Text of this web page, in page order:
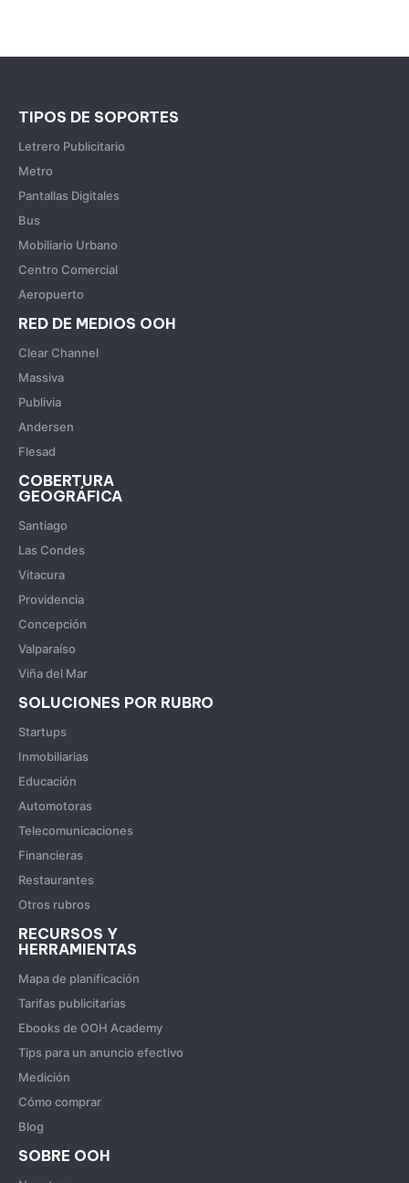
TIPOS DE SOPORTES
Letrero Publicitario
Metro
Pantallas Digitales
Bus
Mobiliario Urbano
Centro Comercial
Aeropuerto
RED DE MEDIOS OOH
Clear Channel
Massiva
Publivia
Andersen
Flesad
COBERTURA
GEOGRÁFICA
Santiago
Las Condes
Vitacura
Providencia
Concepción
Valparaíso
Viña del Mar
SOLUCIONES POR RUBRO
Startups
Inmobiliarias
Educación
Automotoras
Telecomunicaciones
Financieras
Restaurantes
Otros rubros
RECURSOS Y
HERRAMIENTAS
Mapa de planificación
Tarifas publicitarias
Ebooks de OOH Academy
Tips para un anuncio efectivo
Medición
Cómo comprar
Blog
SOBRE OOH